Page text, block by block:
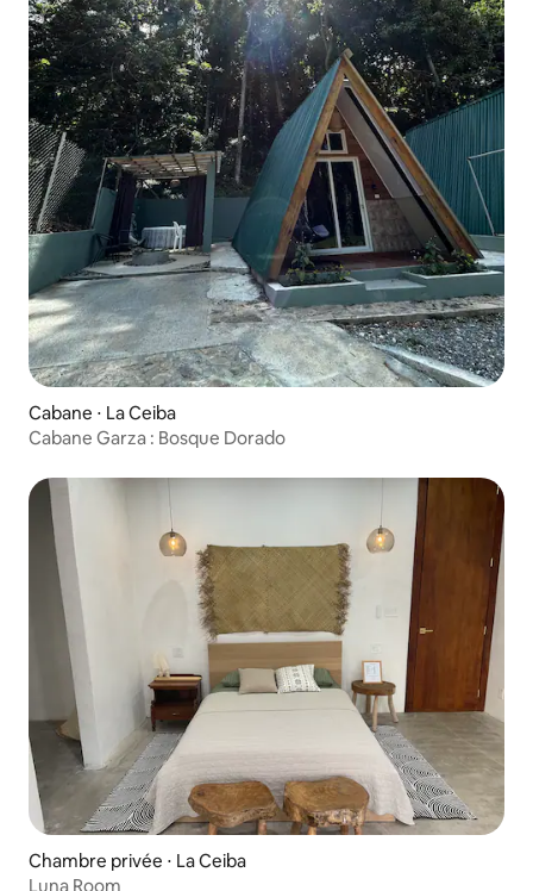
Cabane ⋅ La Ceiba
Cabane Garza : Bosque Dorado
Chambre privée ⋅ La Ceiba
Luna Room